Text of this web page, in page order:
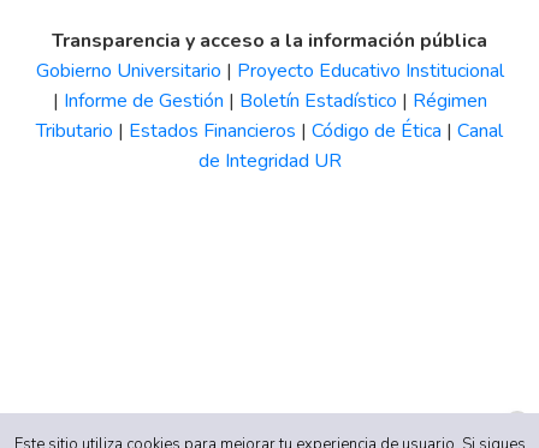
Transparencia y acceso a la información pública
Gobierno Universitario | Proyecto Educativo Institucional
| Informe de Gestión | Boletín Estadístico | Régimen
Tributario | Estados Financieros | Código de Ética | Canal
de Integridad UR